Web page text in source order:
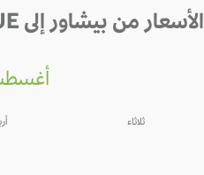
الأسعار من بيشاور إلى PRAGUE خلال 30 يوم القادمة
أغسطس
ثلاثاء